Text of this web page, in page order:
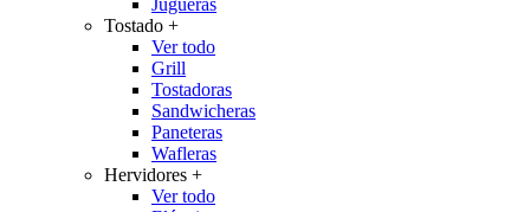
Jugueras
Tostado +
Ver todo
Grill
Tostadoras
Sandwicheras
Paneteras
Wafleras
Hervidores +
Ver todo